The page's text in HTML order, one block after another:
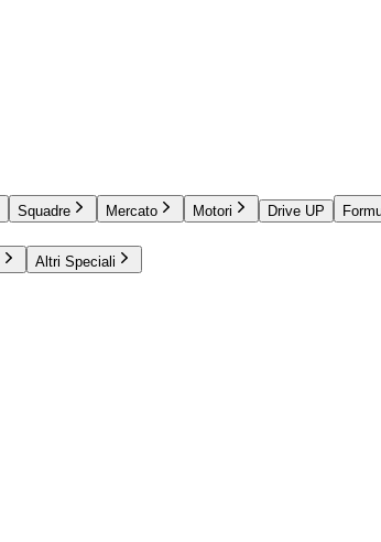
Squadre Mercato Motori Drive UP
Altri Speciali